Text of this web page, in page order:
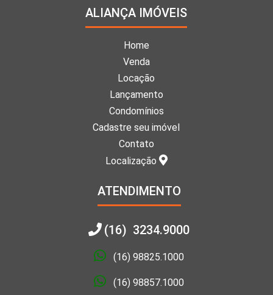
ALIANÇA IMÓVEIS
Home
Venda
Locação
Lançamento
Condomínios
Cadastre seu imóvel
Contato
Localização
ATENDIMENTO
(16) 3234.9000
(16) 98825.1000
(16) 98857.1000